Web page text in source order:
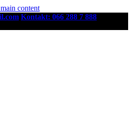
content
Kontakt: 066 288 7 888